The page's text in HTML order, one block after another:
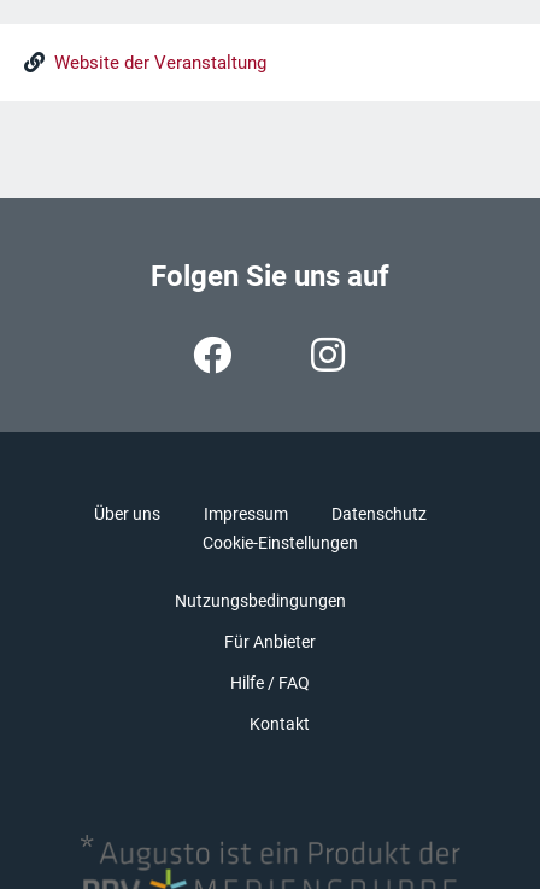
Website der Veranstaltung
Folgen Sie uns auf
Über uns Impressum
Datenschutz
Cookie-Einstellungen
Nutzungsbedingungen
Für Anbieter
Hilfe / FAQ
Kontakt